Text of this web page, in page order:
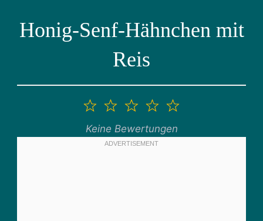
Honig-Senf-Hähnchen mit
Reis
5
4
Sterne
3
Sterne
2
Sterne
1
Stern
Keine Bewertungen